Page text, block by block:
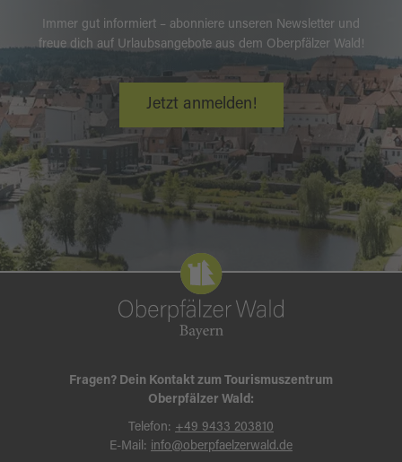
Immer gut informiert – abonniere unseren Newsletter und
freue dich auf Urlaubsangebote aus dem Oberpfälzer Wald!
Jetzt anmelden!
Fragen? Dein Kontakt zum Tourismuszentrum
Oberpfälzer Wald:
Telefon: +49 9433 203810
E-Mail: info@oberpfaelzerwald.de